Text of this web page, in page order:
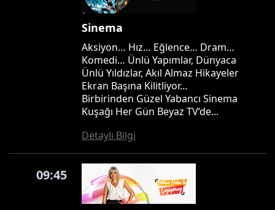
Sinema
Aksiyon… Hız… Eğlence… Dram…
Komedi… Ünlü Yapımlar, Dünyaca
Ünlü Yıldızlar, Akıl Almaz Hikayeler
Ekran Başına Kilitliyor…
Birbirinden Güzel Yabancı Sinema
Kuşağı Her Gün Beyaz TV’de...
Detaylı Bilgi
09:45